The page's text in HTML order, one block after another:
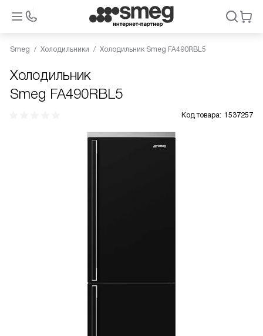
Smeg Холодильники Холодильник Smeg FA490RBL5
Холодильник
Smeg FA490RBL5
Код товара: 1537257